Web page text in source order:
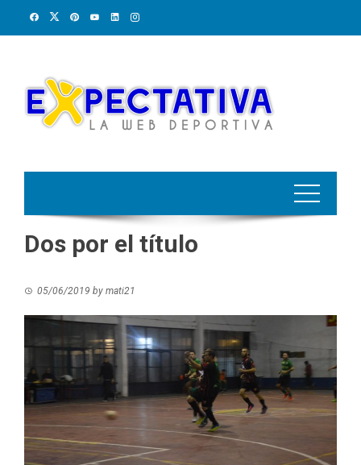
Dos por el título
05/06/2019 by mati21